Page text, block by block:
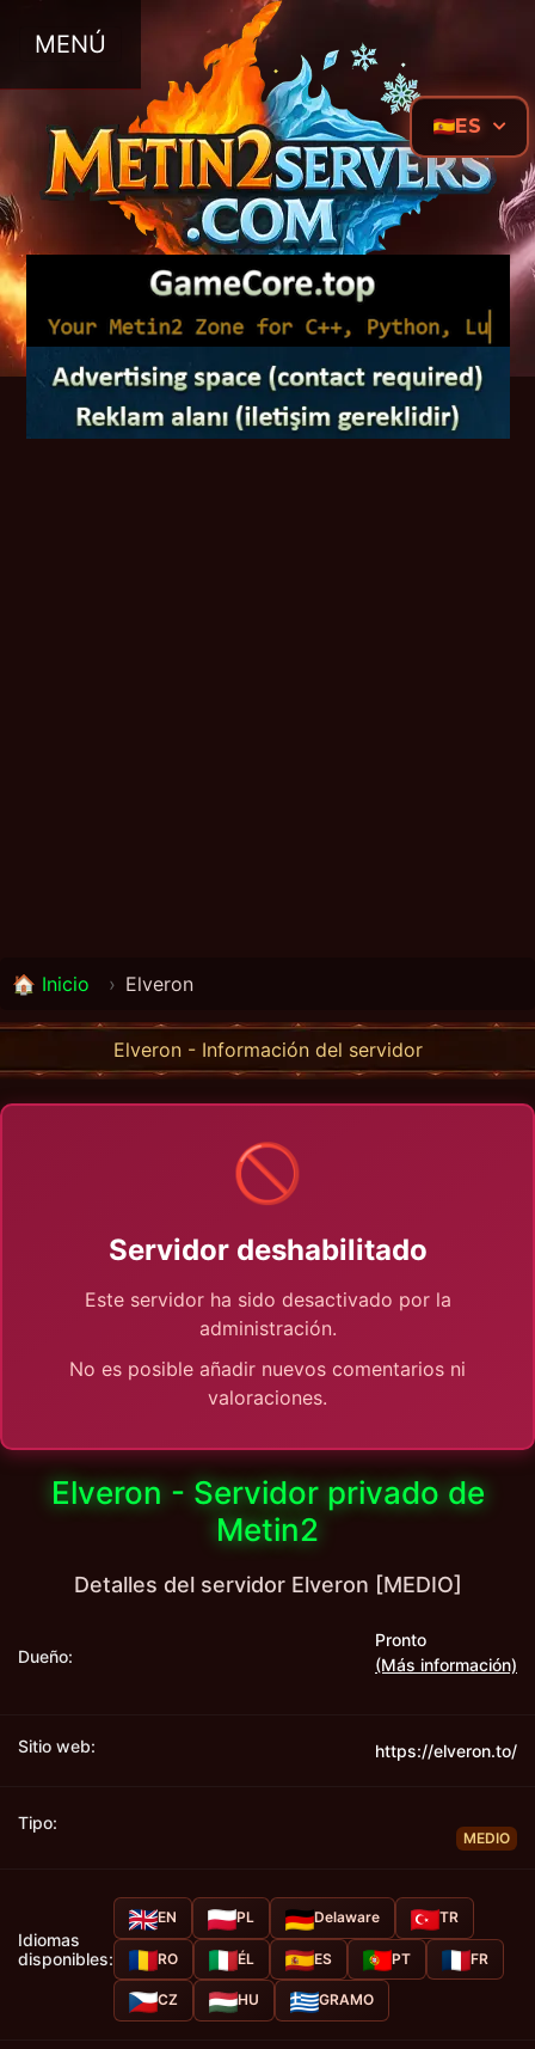
ES
MENÚ
🏠 Inicio › Elveron
Elveron - Información del servidor
🚫
Servidor deshabilitado
Este servidor ha sido desactivado por la
administración.
No es posible añadir nuevos comentarios ni
valoraciones.
Elveron - Servidor privado de
Metin2
Detalles del servidor Elveron [MEDIO]
Dueño:
Pronto
(Más información)
Sitio web: https://elveron.to/
Tipo:
MEDIO
Idiomas
disponibles:
EN PL Delaware TR
RO ÉL ES PT FR
CZ HU GRAMO